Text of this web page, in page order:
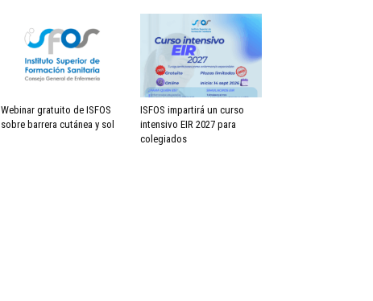
Webinar gratuito de ISFOS
sobre barrera cutánea y sol
ISFOS impartirá un curso
intensivo EIR 2027 para
colegiados